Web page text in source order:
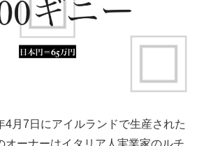
4月7日にアイルランドで生産された
オーナーはイタリア人実業家のルチ